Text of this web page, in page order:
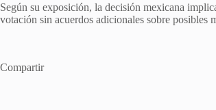
Según su exposición, la decisión mexicana
votación sin acuerdos adicionales sobre posibles
Compartir